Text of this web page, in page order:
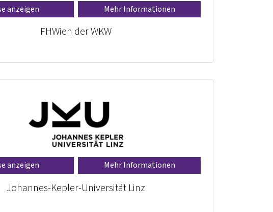
anzeigen Mehr Informationen
FHWien der WKW
anzeigen Mehr Informationen
Johannes-Kepler-Universität Linz